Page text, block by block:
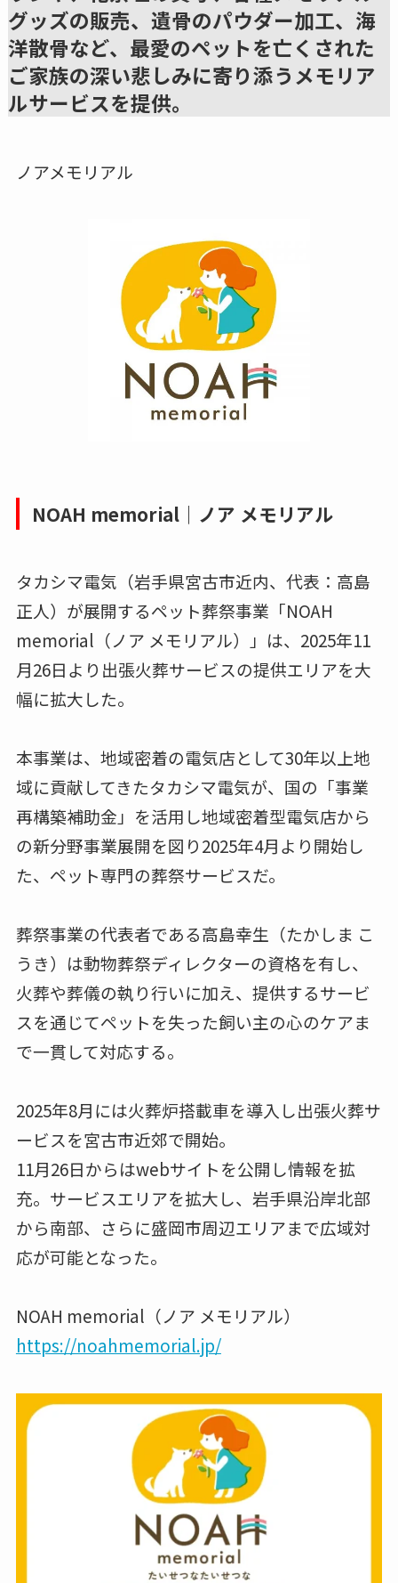
グッズの販売、遺骨のパウダー加工、海
洋散骨など、最愛のペットを亡くされた
ご家族の深い悲しみに寄り添うメモリア
ルサービスを提供。
ノアメモリアル
NOAH memorial｜ノア メモリアル
タカシマ電気（岩手県宮古市近内、代表：高島
正人）が展開するペット葬祭事業「NOAH
memorial（ノア メモリアル）」は、2025年11
月26日より出張火葬サービスの提供エリアを大
幅に拡大した。
本事業は、地域密着の電気店として30年以上地
域に貢献してきたタカシマ電気が、国の「事業
再構築補助金」を活用し地域密着型電気店から
の新分野事業展開を図り2025年4月より開始し
た、ペット専門の葬祭サービスだ。
葬祭事業の代表者である高島幸生（たかしま こ
うき）は動物葬祭ディレクターの資格を有し、
火葬や葬儀の執り行いに加え、提供するサービ
スを通じてペットを失った飼い主の心のケアま
で一貫して対応する。
2025年8月には火葬炉搭載車を導入し出張火葬サ
ービスを宮古市近郊で開始。
11月26日からはwebサイトを公開し情報を拡
充。サービスエリアを拡大し、岩手県沿岸北部
から南部、さらに盛岡市周辺エリアまで広域対
応が可能となった。
NOAH memorial（ノア メモリアル）
https://noahmemorial.jp/